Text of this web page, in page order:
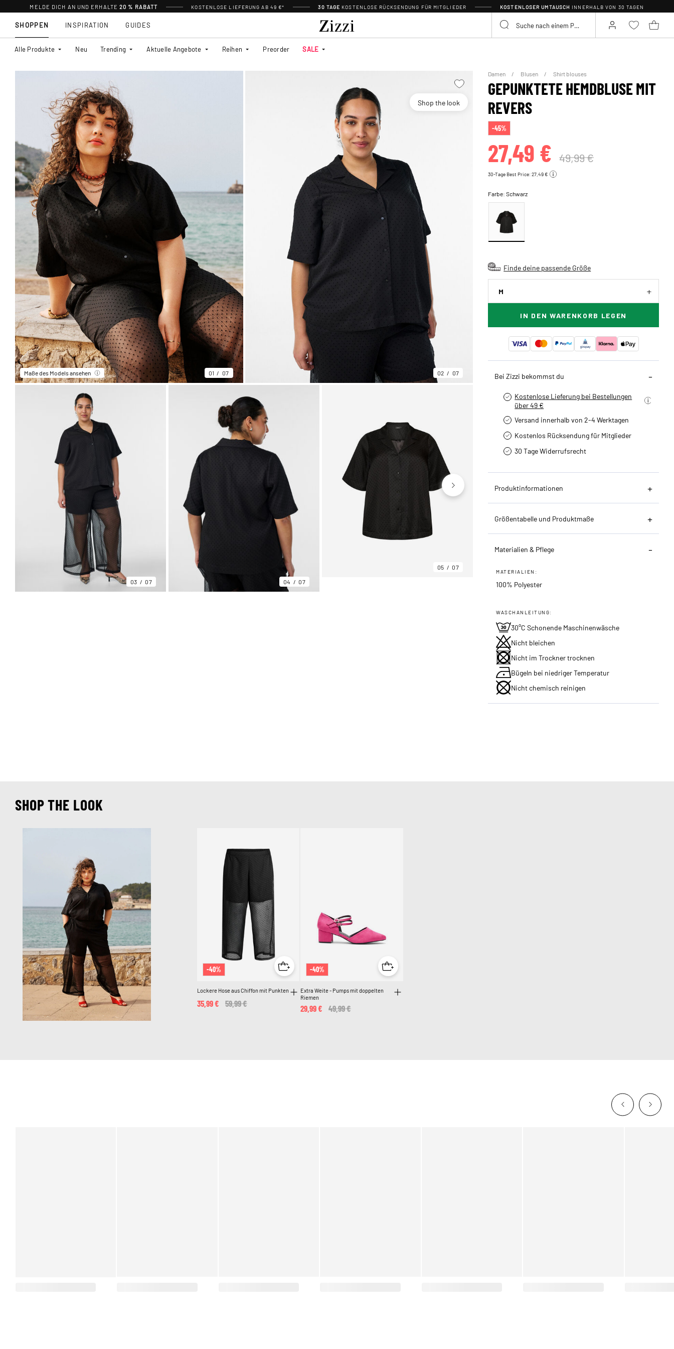
MELDE DICH AN UND ERHALTE20 % RABATT KOSTENLOSE LIEFERUNG AB 49 €* 30 TAGE KOSTENLOSE RÜCKSENDUNG FÜR MITGLIEDER KOSTENLOSER UMTAUSCH INNERHALB VON 30 TAGEN
SHOPPEN
Alle Produkte Neu Trending Aktuelle Angebote Reihen Preorder SALE
INSPIRATION GUIDES
Shop the look
Maße des Models ansehen 01 07 02 07
03 07 04 07
05 07
Damen Blusen Shirt blouses
GEPUNKTETE HEMDBLUSE MIT
REVERS
-45%
27,49 € 49,99 €
30-Tage Best Price: 27,49 €
Farbe:Schwarz
Finde deine passende Größe
M
IN DEN WARENKORB LEGEN
Bei Zizzi bekommst du
Kostenlose Lieferung bei Bestellungen
über 49 €
Versand innerhalb von 2-4 Werktagen
Kostenlos Rücksendung für Mitglieder
30 Tage Widerrufsrecht
Produktinformationen
Größentabelle und Produktmaße
Materialien & Pflege
MATERIALIEN:
100% Polyester
WASCHANLEITUNG:
30°C Schonende Maschinenwäsche
Nicht bleichen
Nicht im Trockner trocknen
Bügeln bei niedriger Temperatur
Nicht chemisch reinigen
SHOP THE LOOK
-40%
Lockere Hose aus Chiffon mit Punkten
Price reduced from
59,99 €to
35,99 €
-40%
Extra Weite - Pumps mit doppelten
Riemen
Price reduced from
49,99 €
29,99 €